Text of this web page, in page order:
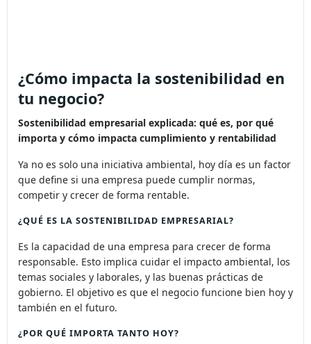
¿Cómo impacta la sostenibilidad en
tu negocio?
Sostenibilidad empresarial explicada: qué es, por qué
importa y cómo impacta cumplimiento y rentabilidad
Ya no es solo una iniciativa ambiental, hoy día es un factor
que define si una empresa puede cumplir normas,
competir y crecer de forma rentable.
¿QUÉ ES LA SOSTENIBILIDAD EMPRESARIAL?
Es la capacidad de una empresa para crecer de forma
responsable. Esto implica cuidar el impacto ambiental, los
temas sociales y laborales, y las buenas prácticas de
gobierno. El objetivo es que el negocio funcione bien hoy y
también en el futuro.
¿POR QUÉ IMPORTA TANTO HOY?